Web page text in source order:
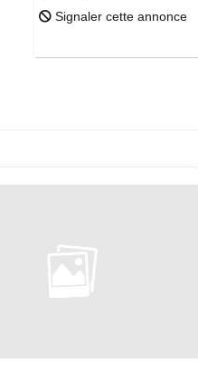
Signaler cette annonce